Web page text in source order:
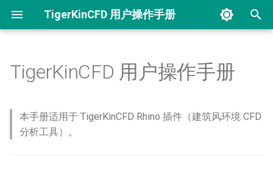
TigerKinCFD 用户操作手册
目录
安装与配置
TigerKinCFD 用户操作手册
本手册适用于 TigerKinCFD Rhino 插件（建筑风环境 CFD
分析工具）。